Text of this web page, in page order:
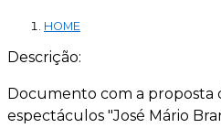
HOME
Descrição:
Documento com a proposta
espectáculos "José Mário